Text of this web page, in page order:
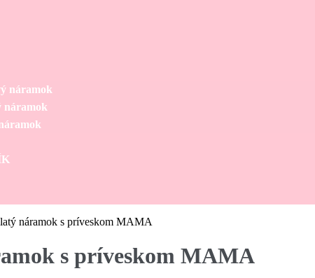
náramok
náramok s príveskom MAMA
s príveskom MAMA